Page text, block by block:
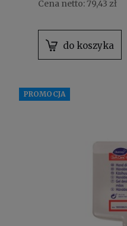
Cena netto:79,43 zł
do koszyka
PROMOCJA